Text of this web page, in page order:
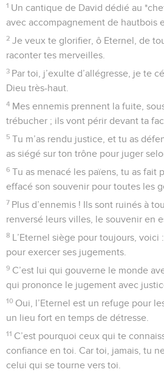
1 Un cantique de David dédié au
avec accompagnement de hautbois
2 Je veux te glorifier, ô Eternel, de
raconter tes merveilles.
3 Par toi, j’exulte d’allégresse, je te
Dieu très-haut.
4 Mes ennemis prennent la fuite,
trébucher ; ils vont périr devant ta
5 Tu m’as rendu justice, et tu as
as siégé sur ton trône pour juger
6 Tu as menacé les païens, tu as fait
effacé son souvenir pour toutes les
7 Plus d’ennemis ! Ils sont ruinés à
renversé leurs villes, le souvenir en
8 L’Eternel siège pour toujours, voici
pour exercer ses jugements.
9 C’est lui qui gouverne le monde
qui prononce le jugement avec
10 Oui, l’Eternel est un refuge pour
un lieu fort en temps de détresse.
11 C’est pourquoi ceux qui te
confiance en toi. Car toi, jamais, tu
celui qui se tourne vers toi.